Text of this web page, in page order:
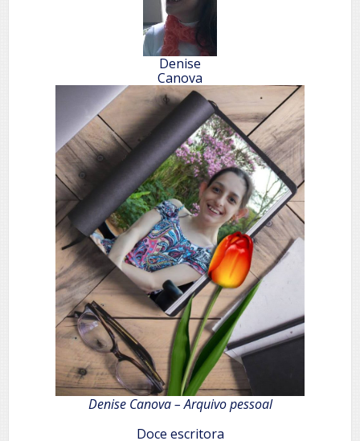
Denise
Canova
Denise Canova – Arquivo pessoal
Doce escritora